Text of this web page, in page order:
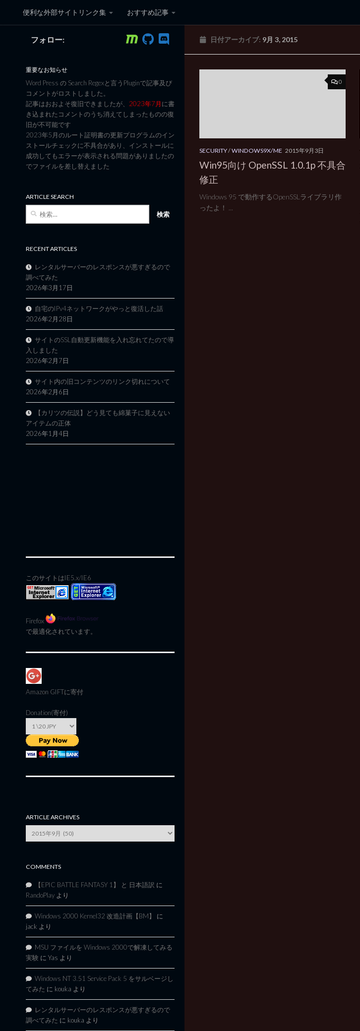
コンテンツへスキップ
便利な外部サイトリンク集 おすすめ記事
黒翼猫のコンピュータ日記 3rd Edition
日付アーカイブ: 9月 3, 2015
0
SECURITY/WINDOWS9X/ME 2015年9月3日
Win95向け OpenSSL 1.0.1p 不具合
修正
Windows 95 で動作するOpenSSLライブラリ作
ったよ！ ...
フォロー:
重要なお知らせ
Word Press の Search Regexと言うPluginで記事及び
コメントがロストしました。
記事はおおよそ復旧できましたが、 2023年7月に書
き込まれたコメントのうち消えてしまったものの復
旧が不可能です
2023年5月のルート証明書の更新プログラムのイン
ストールチェックに不具合があり、インストールに
成功してもエラーが表示される問題がありましたの
でファイルを差し替えました
ARTICLE SEARCH
RECENT ARTICLES
レンタルサーバーのレスポンスが悪すぎるので
調べてみた
2026年3月17日
自宅のIPv4ネットワークがやっと復活した話
2026年2月28日
サイトのSSL自動更新機能を入れ忘れてたので導
入しました
2026年2月7日
サイト内の旧コンテンツのリンク切れについて
2026年2月6日
【カリツの伝説】どう見ても綿菓子に見えない
アイテムの正体
2026年1月4日
このサイトはIE5.x/IE6
Firefox
で最適化されています。
Amazon GIFTに寄付
Donation(寄付)
ARTICLE ARCHIVES
Archives
COMMENTS
【EPIC BATTLE FANTASY 1】 と 日本語訳 に
RandoPlay より
Windows 2000 Kernel32 改造計画【BM】
に
jack より
MSU ファイルを Windows 2000で解凍してみる
実験 に Yas より
Windows NT 3.51 Service Pack 5 をサルベージし
てみた に kouka より
レンタルサーバーのレスポンスが悪すぎるので
調べてみた に kouka より